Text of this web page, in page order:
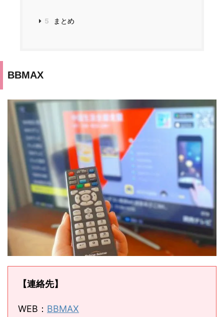
5 まとめ
BBMAX
【連絡先】
WEB： BBMAX